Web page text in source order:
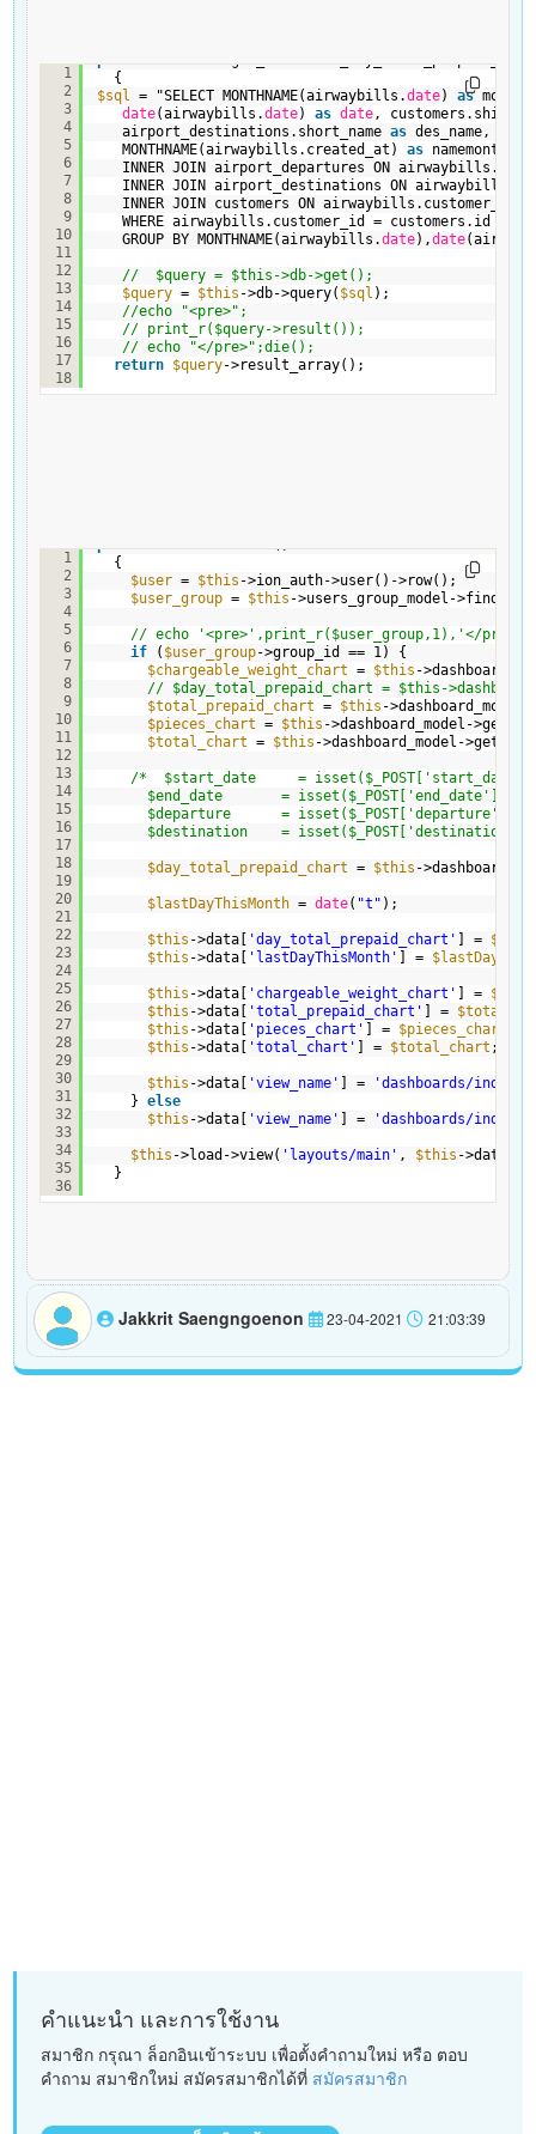
1
2
3
4
5
6
7
8
9
10
11
12
13
14
15
16
17
18
public function
{
$sql = "SELECT MONTHNAME(airwaybills.date) as
date(airwaybills.date) as date,
airport_destinations.short_name as des_name,
MONTHNAME(airwaybills.created_at) as namemonth
INNER JOIN airport_departures ON
INNER JOIN airport_destinations ON
INNER JOIN customers ON airwaybills.customer_id
WHERE airwaybills.customer_id = customers.id
GROUP BY MONTHNAME(airwaybills.date),date
//  $query = $this->db->get();
$query = $this ->db->query( $sql );
//echo "<pre>";
// print_r($query->result());
// echo "</pre>";die();
return $query->result_array();
1
2
3
4
5
6
7
8
9
10
11
12
13
14
15
16
17
18
19
20
21
22
23
24
25
26
27
28
29
30
31
32
33
34
35
36
public function index()
{
$user = $this ->ion_auth->user()->row();
$user_group = $this ->users_group_model-
// echo '<pre>',print_r($user_group,1),'</pre>';
if
( $user_group->group_id == 1) {
$chargeable_weight_chart = $this -
// $day_total_prepaid_chart = $this-
$total_prepaid_chart = $this -
$pieces_chart = $this ->dashboard_model-
$total_chart = $this ->dashboard_model-
/*  $start_date     =
$end_date       = isset($_POST['end_date'])
$departure      =
$destination    =
$day_total_prepaid_chart = $this -
$lastDayThisMonth = date( "t" );
$this ->data[ 'day_total_prepaid_chart' ] =
$this ->data[ 'lastDayThisMonth' ] =
$this ->data[ 'chargeable_weight_chart' ] =
$this ->data[ 'total_prepaid_chart' ] =
$this ->data[ 'pieces_chart' ] = $pieces_chart
$this ->data[ 'total_chart' ] = $total_chart ;
$this ->data[ 'view_name' ] = 'dashboards/index'
} else
$this ->data[ 'view_name' ] = 'dashboards/
$this ->load->view( 'layouts/main' , $this ->data);
}
Jakkrit Saengngoenon 23-04-2021 21:03:39
คำแนะนำ และการใช้งาน
สมาชิก กรุณา ล็อกอินเข้าระบบ เพื่อตั้งคำถามใหม่ หรือ ตอบ
คำถาม สมาชิกใหม่ สมัครสมาชิกได้ที่ สมัครสมาชิก